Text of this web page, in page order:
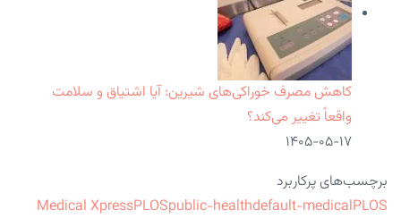
کاهش مصرف خوراکی‌های شیرین: آیا اشتیاق و سلامت
واقعاً تغییر می‌کند؟
۱۴۰۵-۰۵-۱۷
برچسب‌های پرکاربرد
Medical XpressPLOSpublic-healthdefault-medicalPLOS